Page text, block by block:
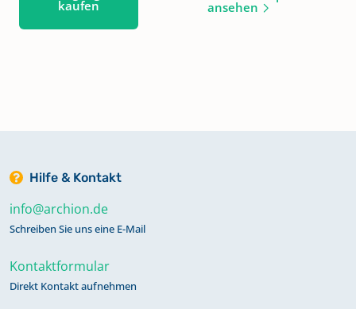
kaufen
ansehen
Hilfe & Kontakt
info@archion.de
Schreiben Sie uns eine E-Mail
Kontaktformular
Direkt Kontakt aufnehmen